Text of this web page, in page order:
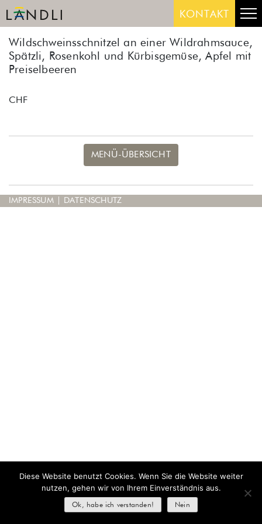
Skip
to
KONTAKT
Wildschweinsschnitzel an einer Wildrahmsauce,
Spätzli, Rosenkohl und Kürbisgemüse, Apfel mit
Preiselbeeren
CHF
MENÜ-ÜBERSICHT
IMPRESSUM DATENSCHUTZ
Diese Website benutzt Cookies. Wenn Sie die Website weiter
nutzen, gehen wir von Ihrem Einverständnis aus.
Ok, habe ich verstanden! Nein